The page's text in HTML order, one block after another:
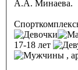
А.А. Минаева.
17-18 лет
,